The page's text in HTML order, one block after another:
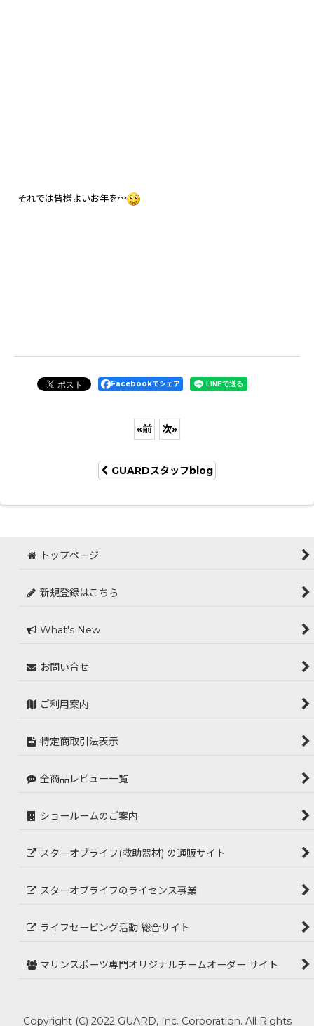
それでは皆様よいお年を～
Facebookでシェア
«前 次»
GUARDスタッフblog
トップページ
新規登録はこちら
What's New
お問い合せ
ご利用案内
特定商取引法表示
全商品レビュー一覧
ショールームのご案内
スターオブライフ(救助器材) の通販サイト
スターオブライフのライセンス事業
ライフセービング活動 総合サイト
マリンスポーツ専門オリジナルチームオーダー サイト
Copyright (C) 2022 GUARD, Inc. Corporation. All Rights